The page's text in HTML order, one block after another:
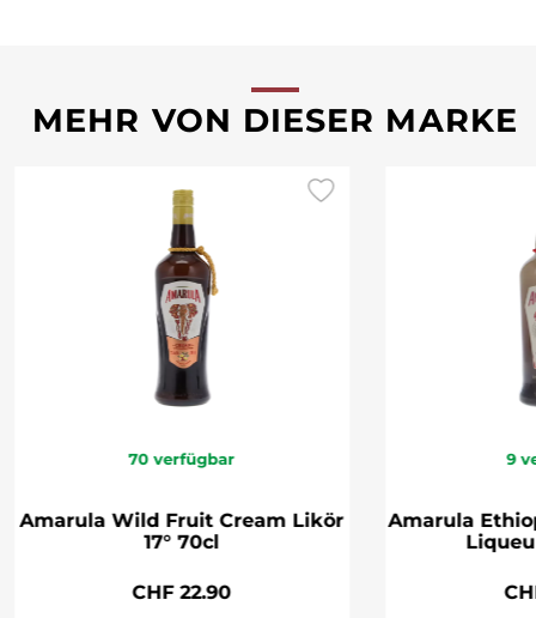
MEHR VON DIESER MARKE
70 verfügbar
Amarula Wild Fruit Cream Likör
17° 70cl
CHF 22.90
9
Amarula